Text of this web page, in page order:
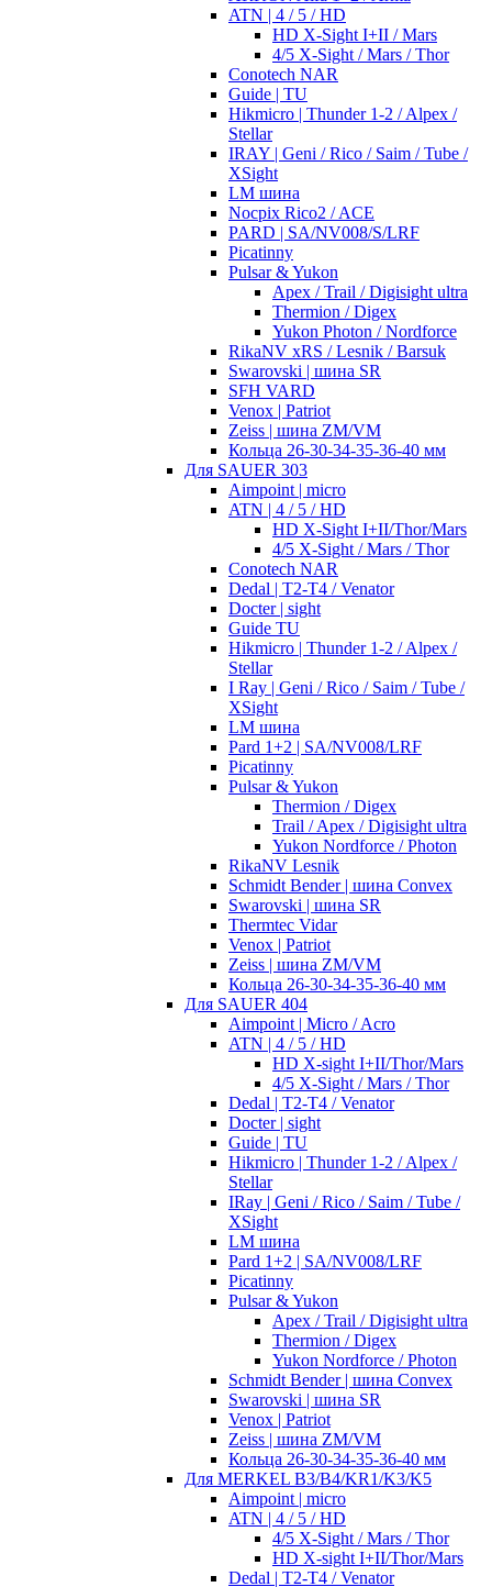
ATN | 4 / 5 / HD
HD X-Sight I+II / Mars
4/5 X-Sight / Mars / Thor
Conotech NAR
Guide | TU
Hikmicro | Thunder 1-2 / Alpex /
Stellar
IRAY | Geni / Rico / Saim / Tube /
XSight
LM шина
Nocpix Rico2 / ACE
PARD | SA/NV008/S/LRF
Picatinny
Pulsar & Yukon
Apex / Trail / Digisight ultra
Thermion / Digex
Yukon Photon / Nordforce
RikaNV xRS / Lesnik / Barsuk
Swarovski | шина SR
SFH VARD
Venox | Patriot
Zeiss | шина ZM/VM
Кольца 26-30-34-35-36-40 мм
Для SAUER 303
Aimpoint | micro
ATN | 4 / 5 / HD
HD X-Sight I+II/Thor/Mars
4/5 X-Sight / Mars / Thor
Conotech NAR
Dedal | T2-T4 / Venator
Docter | sight
Guide TU
Hikmicro | Thunder 1-2 / Alpex /
Stellar
I Ray | Geni / Rico / Saim / Tube /
XSight
LM шина
Pard 1+2 | SA/NV008/LRF
Picatinny
Pulsar & Yukon
Thermion / Digex
Trail / Apex / Digisight ultra
Yukon Nordforce / Photon
RikaNV Lesnik
Schmidt Bender | шина Convex
Swarovski | шина SR
Thermtec Vidar
Venox | Patriot
Zeiss | шина ZM/VM
Кольца 26-30-34-35-36-40 мм
Для SAUER 404
Aimpoint | Micro / Acro
ATN | 4 / 5 / HD
HD X-sight I+II/Thor/Mars
4/5 X-Sight / Mars / Thor
Dedal | T2-T4 / Venator
Docter | sight
Guide | TU
Hikmicro | Thunder 1-2 / Alpex /
Stellar
IRay | Geni / Rico / Saim / Tube /
XSight
LM шина
Pard 1+2 | SA/NV008/LRF
Picatinny
Pulsar & Yukon
Apex / Trail / Digisight ultra
Thermion / Digex
Yukon Nordforce / Photon
Schmidt Bender | шина Convex
Swarovski | шина SR
Venox | Patriot
Zeiss | шина ZM/VM
Кольца 26-30-34-35-36-40 мм
Для MERKEL B3/B4/KR1/K3/K5
Aimpoint | micro
ATN | 4 / 5 / HD
4/5 X-Sight / Mars / Thor
HD X-sight I+II/Thor/Mars
Dedal | T2-T4 / Venator